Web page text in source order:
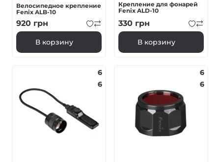
Велосипедное крепление
Fenix ALB-10
920 грн
В корзину
Крепление для фонарей
Fenix ALD-10
330 грн
В корзину
6
6
6
6